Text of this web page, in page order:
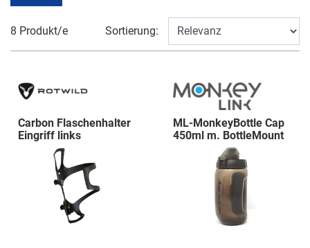
8 Produkt/e Sortierung:
Carbon Flaschenhalter
Eingriff links
ML-MonkeyBottle Cap
450ml m. BottleMount